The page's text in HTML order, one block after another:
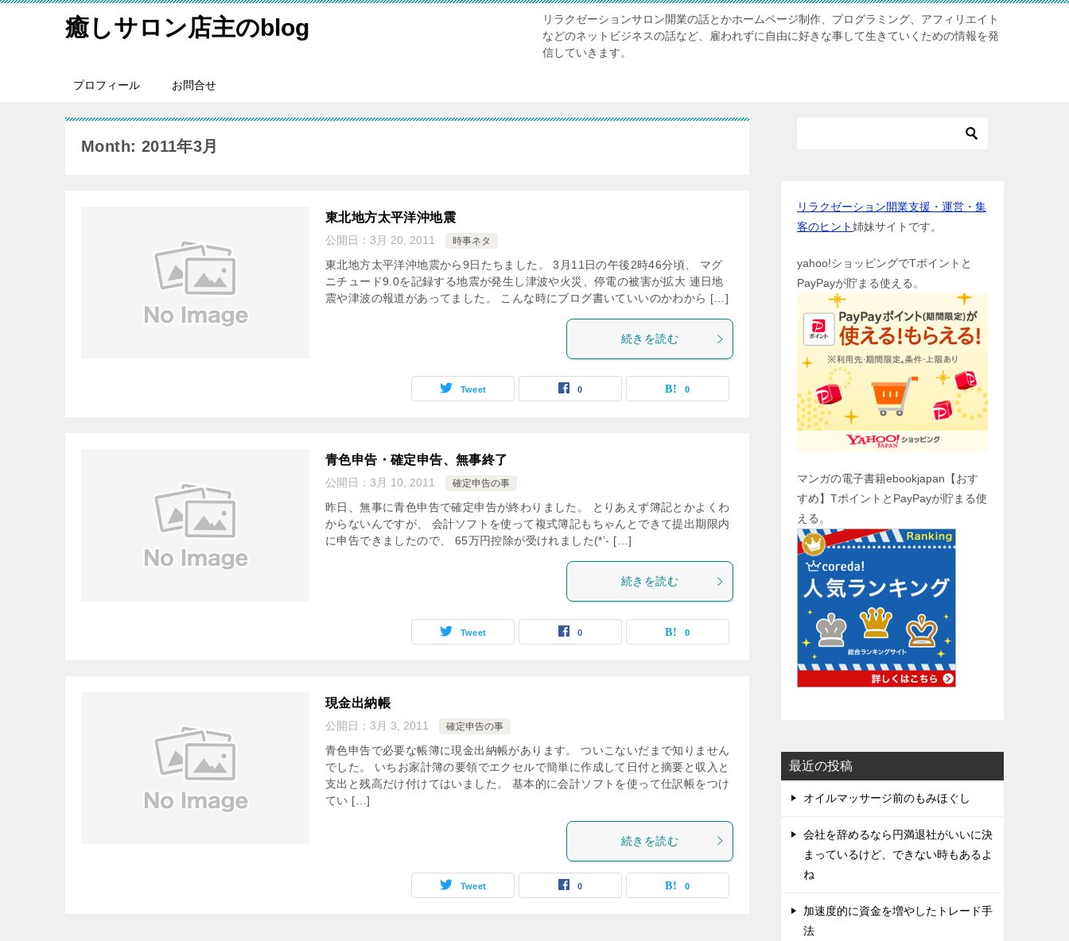
癒しサロン店主のblog
リラクゼーションサロン開業の話とかホームページ制作、プログラミング、アフィリエイト
などのネットビジネスの話など、雇われずに自由に好きな事して生きていくための情報を発
信していきます。
プロフィール お問合せ
Month: 2011年3月
東北地方太平洋沖地震
公開日： 3月 20, 2011 時事ネタ
東北地方太平洋沖地震から9日たちました。 3月11日の午後2時46分頃、 マグ
ニチュード9.0を記録する地震が発生し津波や火災、停電の被害が拡大 連日地
震や津波の報道があってました。 こんな時にブログ書いていいのかわから […]
続きを読む
Tweet 0 0
青色申告・確定申告、無事終了
公開日： 3月 10, 2011 確定申告の事
昨日、無事に青色申告で確定申告が終わりました。 とりあえず簿記とかよくわ
からないんですが、 会計ソフトを使って複式簿記もちゃんとできて提出期限内
に申告できましたので、 65万円控除が受けれました(*’- […]
続きを読む
Tweet 0 0
現金出納帳
公開日： 3月 3, 2011 確定申告の事
青色申告で必要な帳簿に現金出納帳があります。 ついこないだまで知りません
でした。 いちお家計簿の要領でエクセルで簡単に作成して日付と摘要と収入と
支出と残高だけ付けてはいました。 基本的に会計ソフトを使って仕訳帳をつけ
てい […]
続きを読む
Tweet 0 0
リラクゼーション開業支援・運営・集
客のヒント姉妹サイトです。
yahoo!ショッピングでTポイントと
PayPayが貯まる使える。
マンガの電子書籍ebookjapan【おす
すめ】TポイントとPayPayが貯まる使
える。
最近の投稿
オイルマッサージ前のもみほぐし
会社を辞めるなら円満退社がいいに決
まっているけど、できない時もあるよ
ね
加速度的に資金を増やしたトレード手
法